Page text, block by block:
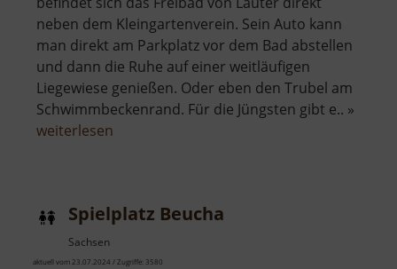
neben dem Kleingartenverein. Sein Auto kann
man direkt am Parkplatz vor dem Bad abstellen
und dann die Ruhe auf einer weitläufigen
Liegewiese genießen. Oder eben den Trubel am
Schwimmbeckenrand. Für die Jüngsten gibt e.. »
weiterlesen
Spielplatz Beucha
Sachsen
aktuell vom 23.07.2024 / Zugriffe: 3580